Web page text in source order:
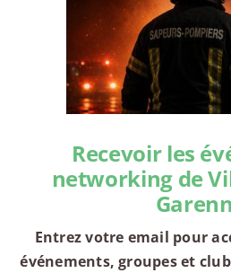
Recevoir les
networking de
Entrez votre email pour
événements, groupes et